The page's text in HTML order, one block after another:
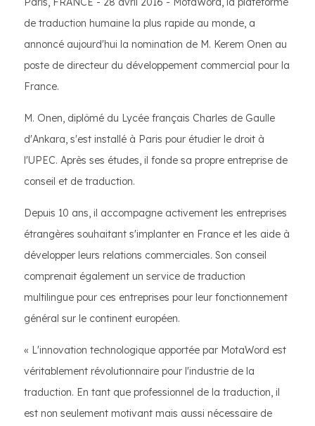
de traduction humaine la plus rapide au monde, a
annoncé aujourd'hui la nomination de M. Kerem Onen au
poste de directeur du développement commercial pour la
France.
M. Onen, diplômé du Lycée français Charles de Gaulle
d'Ankara, s'est installé à Paris pour étudier le droit à
l'UPEC. Après ses études, il fonde sa propre entreprise de
conseil et de traduction.
Depuis 10 ans, il accompagne activement les entreprises
étrangères souhaitant s'implanter en France et les aide à
développer leurs relations commerciales. Son conseil
comprenait également un service de traduction
multilingue pour ces entreprises pour leur fonctionnement
général sur le continent européen.
« L'innovation technologique apportée par MotaWord est
véritablement révolutionnaire pour l'industrie de la
traduction. En tant que professionnel de la traduction, il
est non seulement motivant mais aussi nécessaire de